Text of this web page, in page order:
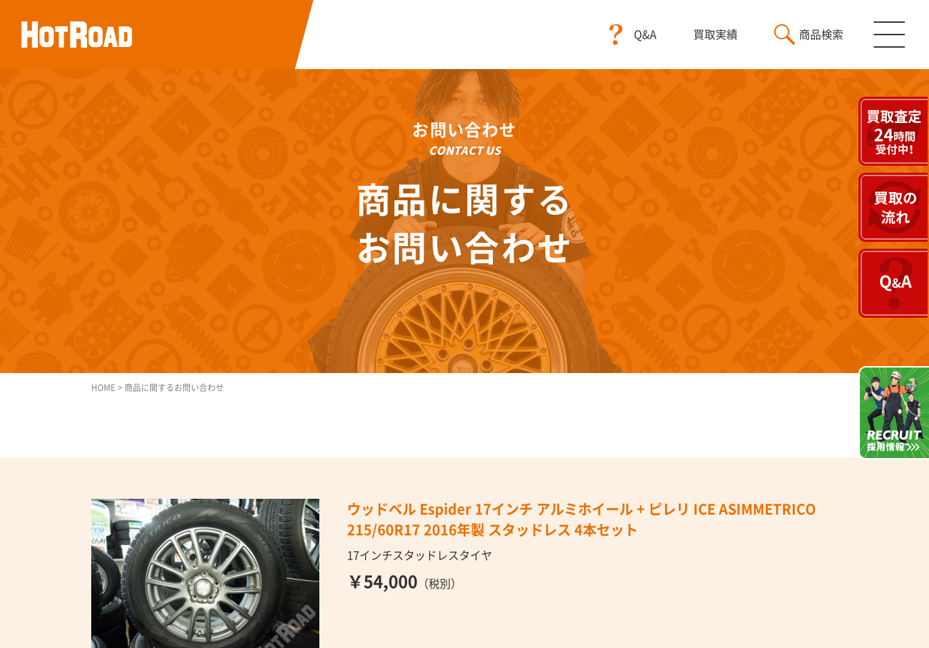
Q&A 買取実績 商品検索
お問い合わせ
CONTACT US
商品に関する
お問い合わせ
HOME > 商品に関するお問い合わせ
ウッドベル Espider 17インチ アルミホイール + ピレリ ICE ASIMMETRICO
215/60R17 2016年製 スタッドレス 4本セット
17インチスタッドレスタイヤ
￥54,000 （税別）